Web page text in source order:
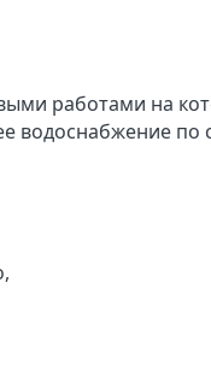
работами на
водоснабжение